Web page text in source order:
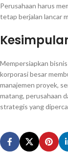
Perusahaan harus
tetap berjalan lancar
Mempersiapkan
korporasi besar
manajemen proyek,
matang, perusahaan
strategis yang